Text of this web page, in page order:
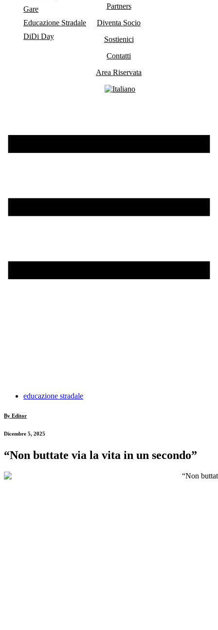
Gare
Educazione Stradale
DiDi Day
Partners
Diventa Socio
Sostienici
Contatti
Area Riservata
educazione stradale
By Editor
Dicembre 5, 2025
“Non buttate via la vita in un secondo”